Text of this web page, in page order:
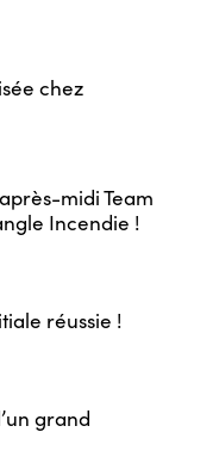
chez
midi Team
Incendie !
réussie !
grand